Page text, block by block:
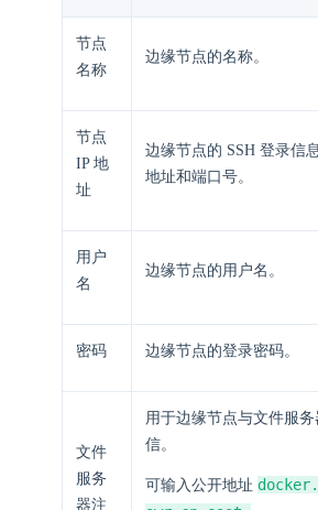
节点
名称
边缘节点的名称。
节点
IP 地
址
边缘节点的 SSH 登录信
地址和端口号。
用户
名
边缘节点的用户名。
密码 边缘节点的登录密码。
文件
服务
器注
用于边缘节点与文件服务
信。
可输入公开地址